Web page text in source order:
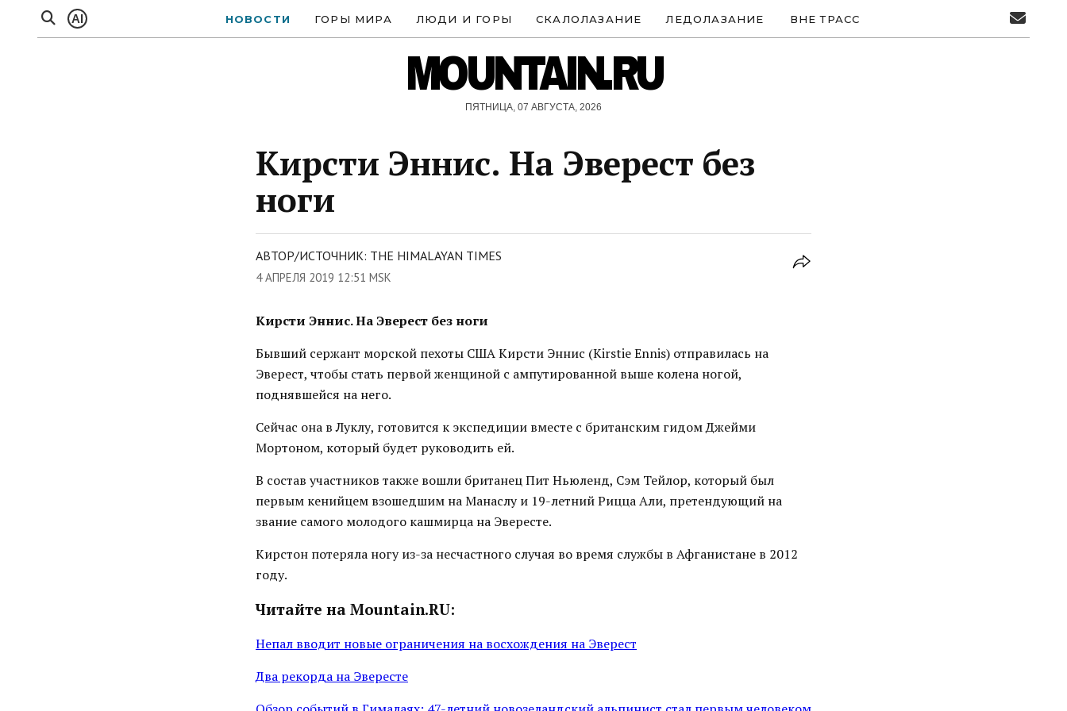
AI НОВОСТИ ГОРЫ МИРА ЛЮДИ И ГОРЫ СКАЛОЛАЗАНИЕ ЛЕДОЛАЗАНИЕ ВНЕ ТРАСС
MOUNTAIN.RU
ПЯТНИЦА, 07 АВГУСТА, 2026
Кирсти Эннис. На Эверест без
ноги
АВТОР/ИСТОЧНИК: THE HIMALAYAN TIMES
4 АПРЕЛЯ 2019 12:51 MSK
Кирсти Эннис. На Эверест без ноги
Бывший сержант морской пехоты США Кирсти Эннис (Kirstie Ennis) отправилась на
Эверест, чтобы стать первой женщиной с ампутированной выше колена ногой,
поднявшейся на него.
Сейчас она в Луклу, готовится к экспедиции вместе с британским гидом Джейми
Мортоном, который будет руководить ей.
В состав участников также вошли британец Пит Ньюленд, Сэм Тейлор, который был
первым кенийцем взошедшим на Манаслу и 19-летний Рицца Али, претендующий на
звание самого молодого кашмирца на Эвересте.
Кирстон потеряла ногу из-за несчастного случая во время службы в Афганистане в 2012
году.
Читайте на Mountain.RU:
Непал вводит новые ограничения на восхождения на Эверест
Два рекорда на Эвересте